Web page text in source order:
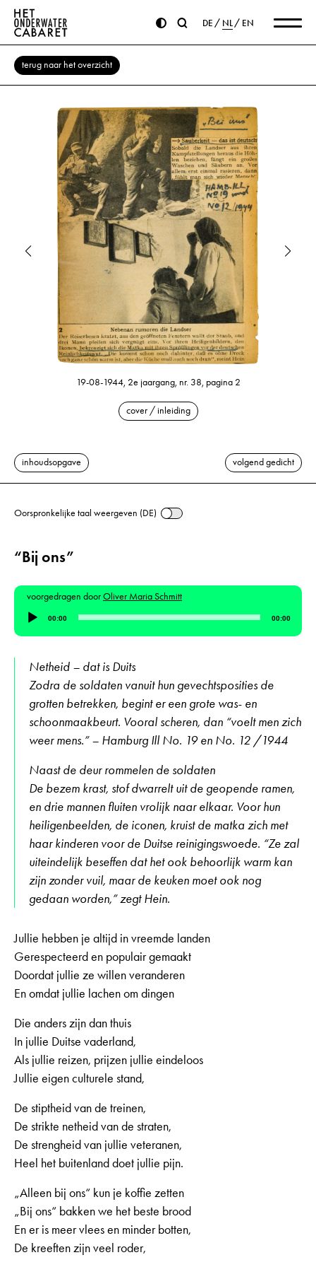
DE NL EN
terug naar het overzicht
19-08-1944, 2e jaargang, nr. 38, pagina 2
cover / inleiding
inhoudsopgave volgend gedicht
Oorspronkelijke taal weergeven (DE)
“Bij ons”
voorgedragen doorOliver Maria Schmitt
Audiospeler
00:00 00:00
Netheid – dat is Duits
Zodra de soldaten vanuit hun gevechtsposities de
grotten betrekken, begint er een grote was- en
schoonmaakbeurt. Vooral scheren, dan “voelt men zich
weer mens.” – Hamburg Ill No. 19 en No. 12 /1944
Naast de deur rommelen de soldaten
De bezem krast, stof dwarrelt uit de geopende ramen,
en drie mannen fluiten vrolijk naar elkaar. Voor hun
heiligenbeelden, de iconen, kruist de matka zich met
haar kinderen voor de Duitse reinigingswoede. “Ze zal
uiteindelijk beseffen dat het ook behoorlijk warm kan
zijn zonder vuil, maar de keuken moet ook nog
gedaan worden,” zegt Hein.
Jullie hebben je altijd in vreemde landen
Gerespecteerd en populair gemaakt
Doordat jullie ze willen veranderen
En omdat jullie lachen om dingen
Die anders zijn dan thuis
In jullie Duitse vaderland,
Als jullie reizen, prijzen jullie eindeloos
Jullie eigen culturele stand,
De stiptheid van de treinen,
De strikte netheid van de straten,
De strengheid van jullie veteranen,
Heel het buitenland doet jullie pijn.
„Alleen bij ons“ kun je koffie zetten
„Bij ons“ bakken we het beste brood
En er is meer vlees en minder botten,
De kreeften zijn veel roder,